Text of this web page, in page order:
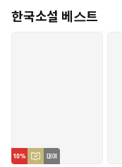
한국소설 베스트